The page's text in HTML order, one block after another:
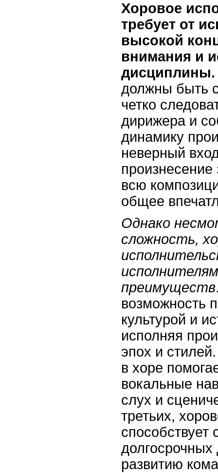
Хоровое
требует от
высокой
внимания и
дисциплины.
должны быть
четко
дирижера и
динамику
неверный
произнесение
всю
общее
Однако
сложность,
преимуществ
возможность
культурой и
исполняя
эпох и
в хоре
вокальные
слух и
третьих,
способствует
долгосрочных
развитию